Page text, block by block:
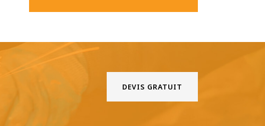
DEVIS GRATUIT